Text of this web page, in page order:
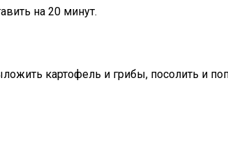
на 20 минут.
картофель и грибы, посолить и